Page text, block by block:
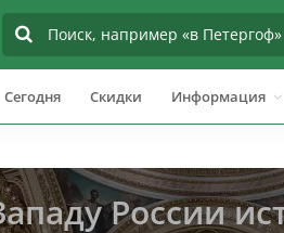
Сегодня Скидки Информация
России